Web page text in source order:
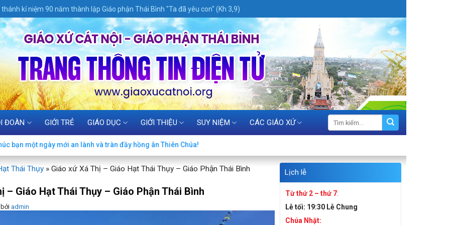
kỉ niệm 90 năm thành lập Giáo phận Thái Bình "Ta đã yêu con" (Kh 3,9)
ĐOÀN GIỚI TRẺ GIÁO DỤC GIỚI THIỆU SUY NIỆM CÁC GIÁO XỨ
bạn một ngày mới an lành và tràn đầy hồng ân Thiên Chúa!
Thái Thụy » Giáo xứ Xá Thị – Giáo Hạt Thái Thụy – Giáo Phận Thái Bình
– Giáo Hạt Thái Thụy – Giáo Phận Thái Bình
bởi admin
Lịch lễ
Từ thứ 2 – thứ 7:
Lễ tối: 19:30 Lễ Chung
Chúa Nhật: